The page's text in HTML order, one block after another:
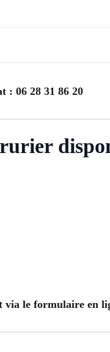
: 06 28 31 86 20
via le formulaire en